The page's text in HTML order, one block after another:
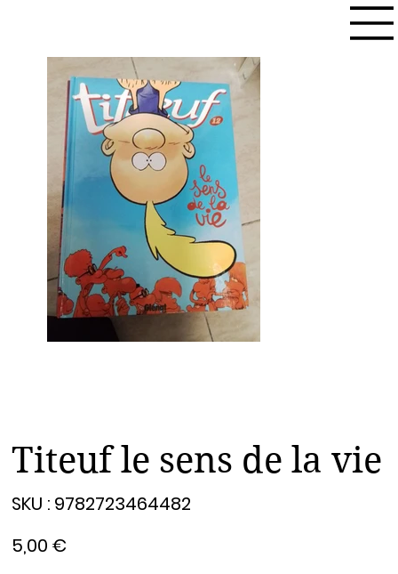
Titeuf le sens de la vie
SKU : 9782723464482
9782723464482
5,00 €